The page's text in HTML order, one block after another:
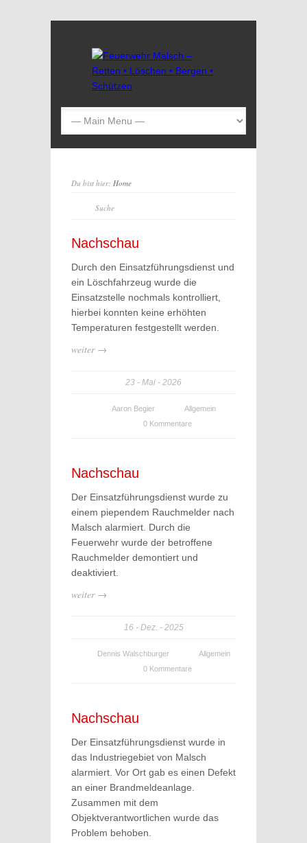
Du bist hier: Home
Nachschau
Durch den Einsatzführungsdienst und
ein Löschfahrzeug wurde die
Einsatzstelle nochmals kontrolliert,
hierbei konnten keine erhöhten
Temperaturen festgestellt werden.
weiter →
23 Mai 2026
Aaron Begier
Allgemein
0 Kommentare
Nachschau
Der Einsatzführungsdienst wurde zu
einem piependem Rauchmelder nach
Malsch alarmiert. Durch die
Feuerwehr wurde der betroffene
Rauchmelder demontiert und
deaktiviert.
weiter →
16 Dez. 2025
Dennis Walschburger
Allgemein
0 Kommentare
Nachschau
Der Einsatzführungsdienst wurde in
das Industriegebiet von Malsch
alarmiert. Vor Ort gab es einen Defekt
an einer Brandmeldeanlage.
Zusammen mit dem
Objektverantwortlichen wurde das
Problem behoben.